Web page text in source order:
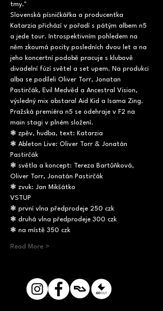
tmy."
Slovenská písničkářka a producentka
Katarzia přichází v pořadí s pátým albem n5
a jede tour. Introspektivním pohledem na
něm zkoumá pocity posledních dvou let a na
jeho koncertní podobě pracuje s klubově
divadelní fúzí světel a set upem. Na produkci
alba se podíleli Oliver Torr, Jonatan
Pastirčák, Evil Medvěd a Ancestral Vision,
výsledný mix obstaral Aid Kid a Isama Zing.
Pražská premiéra n5 se odehraje v F2 na
main stagi v plném složení.
❃ zpěv, hudba, text: Katarzia
❃ Ableton Live: Oliver Torr & Jonatán
Pastirčák
❃ světla a koncept: Tereza Bartůňková,
Oliver Torr, Jonatán Pastirčák
❃ zvuk: Jan Mikšátko
VSTUP
❃ první vlna předprodeje 250 czk
❃ druhá vlna předprodeje 300 czk
❃ na místě 350 czk
Read More >